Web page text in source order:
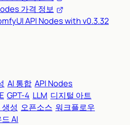
가격 정보
API Nodes with v0.3.32
AI 통합 API Nodes
GPT-4 LLM 디지털 아트
성 오픈소스 워크플로우
AI